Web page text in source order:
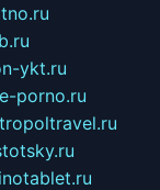
ykt.ru
porno.ru